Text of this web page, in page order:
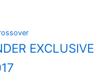
EXCLUSIVE